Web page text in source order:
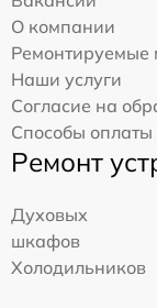
О компании
Ремонтируемые
Наши услуги
Согласие на
Способы оплаты
Ремонт
Духовых
шкафов
Холодильников